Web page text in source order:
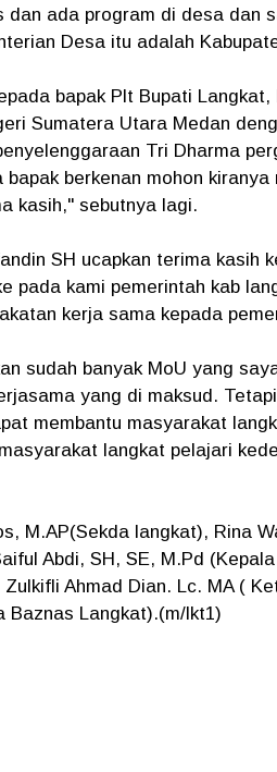
dan ada program di desa dan
Desa itu adalah
bapak Plt Bupati
Sumatera Utara Medan
Tri Dharma
bapak berkenan mohon
kasih," sebutnya lagi.
SH ucapkan terima kasih
pada kami pemerintah kab
kerja sama kepada
sudah banyak MoU yang
yang di maksud.
membantu masyarakat
langkat pelajari
M.AP(Sekda langkat), Rina
Abdi, SH, SE, M.Pd
Ahmad Dian. Lc. MA (
Baznas Langkat).(m/lkt1)